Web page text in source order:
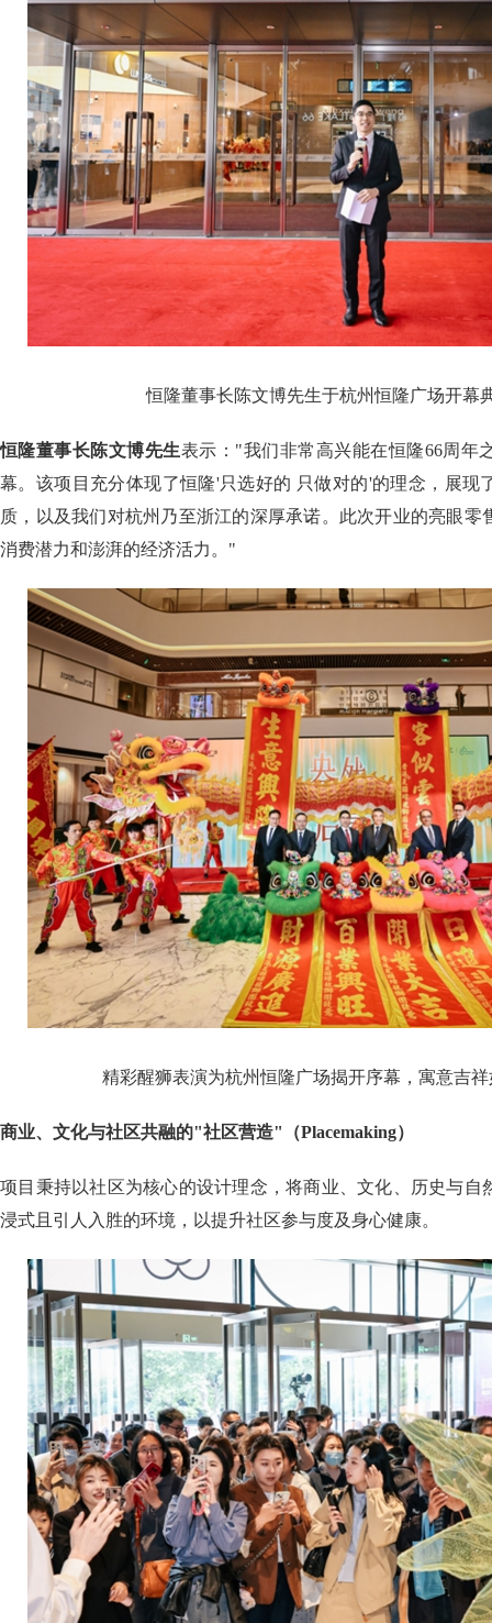
恒隆董事长陈文博先生于杭州恒隆广场开幕
恒隆董事长陈文博先生表示："我们非常高兴能在恒隆66周年
幕。该项目充分体现了恒隆'只选好的 只做对的'的理念，展现
质，以及我们对杭州乃至浙江的深厚承诺。此次开业的亮眼零
消费潜力和澎湃的经济活力。"
精彩醒狮表演为杭州恒隆广场揭开序幕，寓意吉
商业、文化与社区共融的"社区营造"（Placemaking）
项目秉持以社区为核心的设计理念，将商业、文化、历史与自
浸式且引人入胜的环境，以提升社区参与度及身心健康。